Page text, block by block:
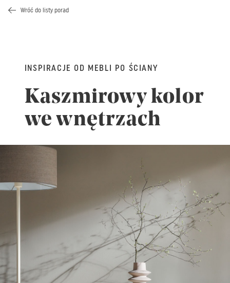
Wróć do listy porad
Kaszmirowy kolor
we wnętrzach
INSPIRACJE OD MEBLI PO ŚCIANY